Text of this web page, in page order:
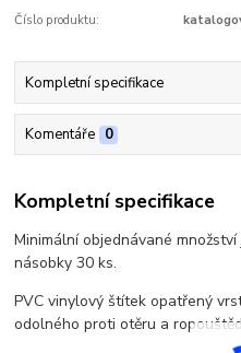
Číslo produktu:
Kompletní specifikace
Komentáře 0
Kompletní specifikace
Minimální objednávané
násobky 30 ks.
PVC vinylový štítek opatřený
odolného proti otěru a